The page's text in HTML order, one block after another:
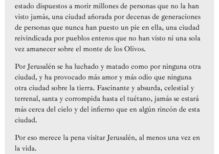
estado dispuestos a morir millones de personas que no la han
visto jamás, una ciudad añorada por decenas de generaciones
de personas que nunca han puesto un pie en ella, una ciudad
reivindicada por pueblos enteros que no han visto ni una sola
vez amanecer sobre el monte de los Olivos.
Por Jerusalén se ha luchado y matado como por ninguna otra
ciudad, y ha provocado más amor y más odio que ninguna
otra ciudad sobre la tierra. Fascinante y absurda, celestial y
terrenal, santa y corrompida hasta el tuétano, jamás se estará
más cerca del cielo y del infierno que en algún rincón de esta
ciudad.
Por eso merece la pena visitar Jerusalén, al menos una vez en
la vida.